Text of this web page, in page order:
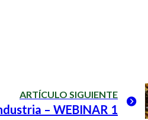
ARTÍCULO SIGUIENTE
– WEBINAR 1